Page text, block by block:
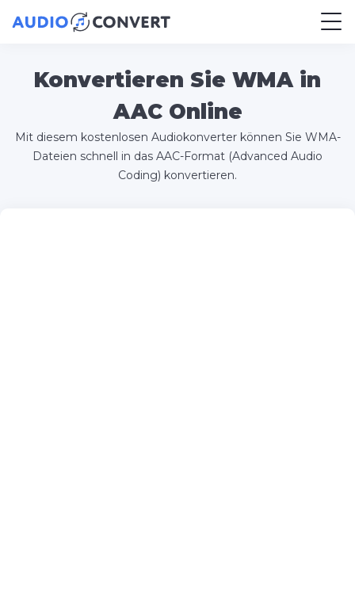
Konvertieren Sie WMA in
AAC Online
Mit diesem kostenlosen Audiokonverter können Sie WMA-
Dateien schnell in das AAC-Format (Advanced Audio
Coding) konvertieren.